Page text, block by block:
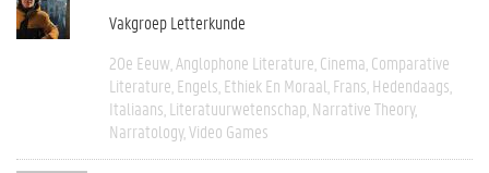
Vakgroep Letterkunde
20e Eeuw Anglophone Literature Cinema Comparative
Literature Engels Ethiek En Moraal Frans Hedendaags
Italiaans Literatuurwetenschap Narrative Theory
Narratology Video Games